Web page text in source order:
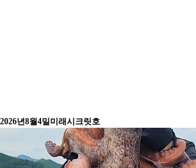
2026년8월4밀미래시크릿호